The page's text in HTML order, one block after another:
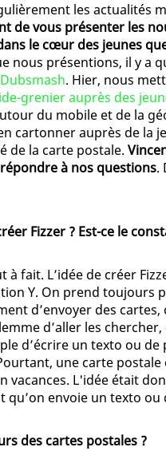
les actualités
de vous présenter les
le cœur des jeunes
nous présentions, il y a
. Hier, nous
grenier auprès des
du mobile et de la
cartonner auprès de la
de la carte postale.
à nos questions.
Fizzer ? Est-ce le
fait. L’idée de créer
Y. On prend toujours
d’envoyer des cartes,
d’aller les
d’écrire un texto ou
une carte
vacances. L'idée était
qu’on envoie un texto
des cartes postales ?